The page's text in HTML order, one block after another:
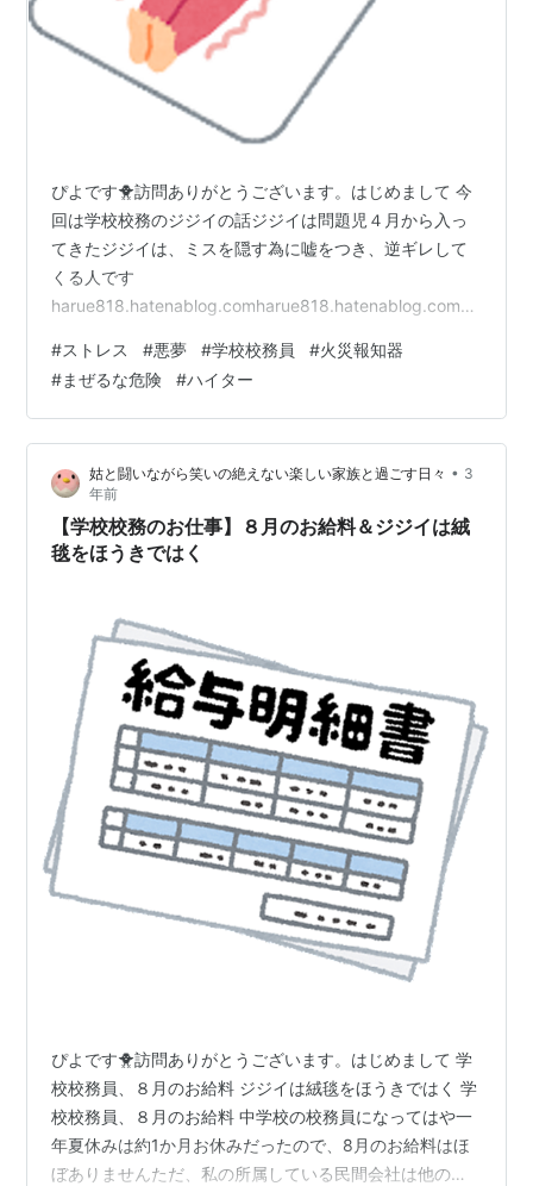
ぴよです🐥訪問ありがとうございます。はじめまして 今
回は学校校務のジジイの話ジジイは問題児４月から入っ
てきたジジイは、ミスを隠す為に嘘をつき、逆ギレして
くる人です
harue818.hatenablog.comharue818.hatenablog.com
いようにし、『ジジイのお陰で、普通の事をしているだ
けで私の株が上がる～⤴🐥』とポジティブに考えるように
していましたですが、自分では気づかないうちにストレ
スが溜まっていて限界を超えてたようです 悪夢で「助け
て」と叫んでいた ジジイ、混ぜるな危険を混ぜる ジジ
イ、火災報知器をならすも知らないと反論…
#ストレス #悪夢 #学校校務員 #火災報知器
#まぜるな危険 #ハイター
姑と闘いながら笑いの絶えない楽しい家族と過ごす日々 • 3
年前
【学校校務のお仕事】８月のお給料＆ジジイは絨
毯をほうきではく
ぴよです🐥訪問ありがとうございます。はじめまして 学
校校務員、８月のお給料 ジジイは絨毯をほうきではく 学
校校務員、８月のお給料 中学校の校務員になってはや一
年夏休みは約1か月お休みだったので、8月のお給料はほ
ぼありませんただ、私の所属している民間会社は他の事